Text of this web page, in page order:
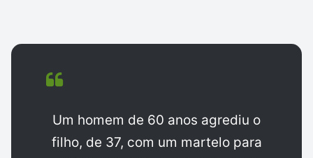
Um homem de 60 anos agrediu o
filho, de 37, com um martelo para